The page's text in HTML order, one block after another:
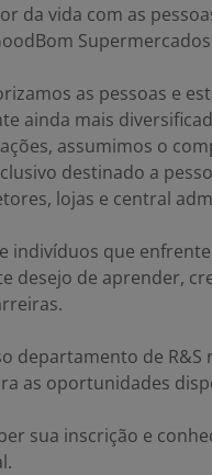
da vida com as
as pessoas e
ainda mais
assumimos o
destinado a
lojas e central
indivíduos que
desejo de aprender,
departamento de
as oportunidades
sua inscrição e